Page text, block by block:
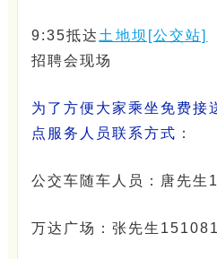
9:35抵达 土地坝[公交站]
招聘会现场
为了方便大家乘坐免费接
点服务人员联系方式 ：
公交车随车人员：唐先
万达广场：张先生